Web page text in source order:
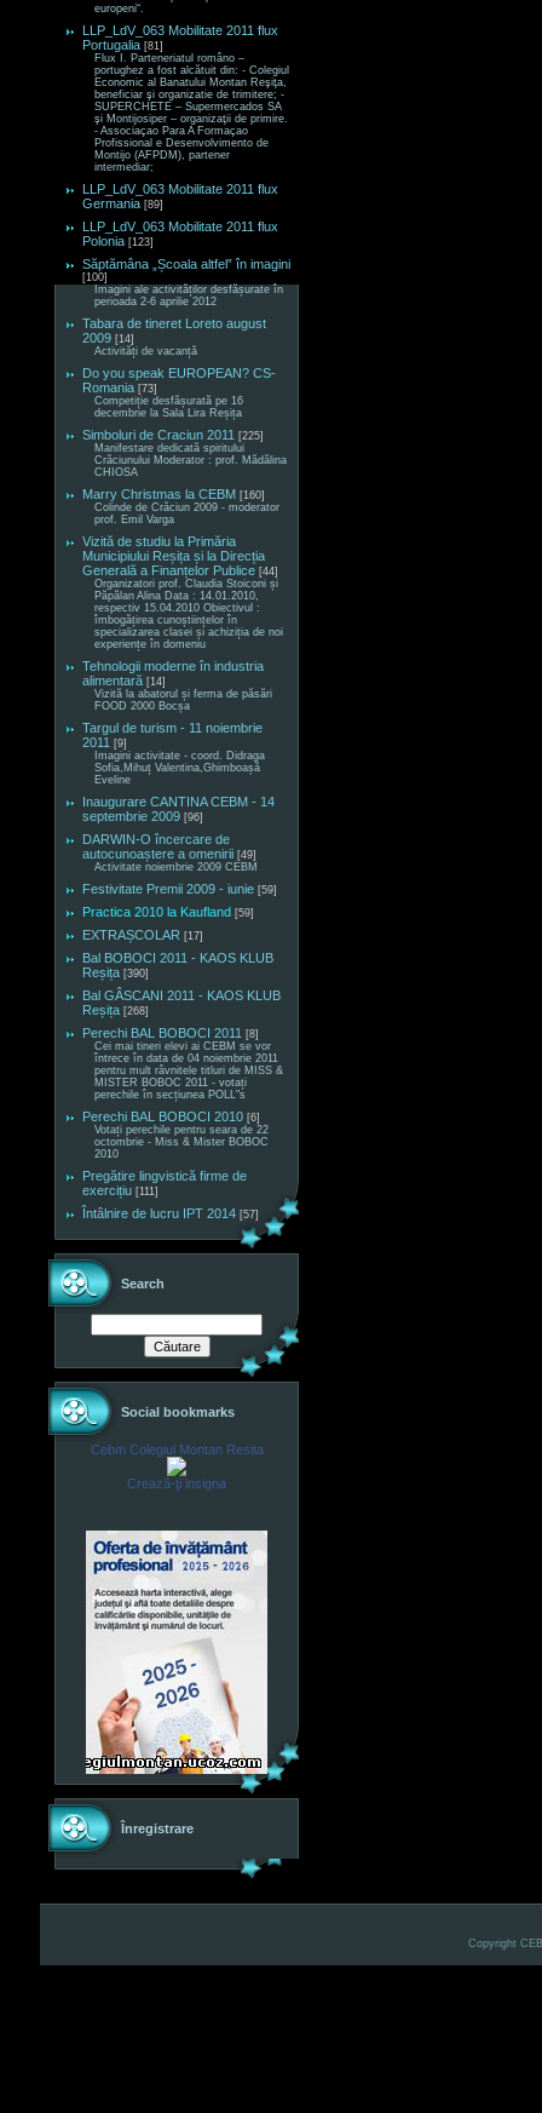
europeni“.
LLP_LdV_063 Mobilitate 2011 flux
Portugalia [81]
Flux I. Parteneriatul româno –
portughez a fost alcătuit din: - Colegiul
Economic al Banatului Montan Reşiţa,
beneficiar şi organizatie de trimitere; -
SUPERCHETE – Supermercados SA
şi Montijosiper – organizaţii de primire.
- Associaçao Para A Formaçao
Profissional e Desenvolvimento de
Montijo (AFPDM), partener
intermediar;
LLP_LdV_063 Mobilitate 2011 flux
Germania [89]
LLP_LdV_063 Mobilitate 2011 flux
Polonia [123]
Săptămâna „Școala altfel” în imagini
[100]
Imagini ale activităților desfășurate în
perioada 2-6 aprilie 2012
Tabara de tineret Loreto august
2009 [14]
Activități de vacanță
Do you speak EUROPEAN? CS-
Romania [73]
Competiție desfășurată pe 16
decembrie la Sala Lira Reșița
Simboluri de Craciun 2011 [225]
Manifestare dedicată spiritului
Crăciunului Moderator : prof. Mădălina
CHIOSA
Marry Christmas la CEBM [160]
Colinde de Crăciun 2009 - moderator
prof. Emil Varga
Vizită de studiu la Primăria
Municipiului Reșița și la Direcția
Generală a Finanțelor Publice [44]
Organizatori prof. Claudia Stoiconi și
Păpălan Alina Data : 14.01.2010,
respectiv 15.04.2010 Obiectivul :
îmbogățirea cunoștiințelor în
specializarea clasei și achiziția de noi
experiențe în domeniu
Tehnologii moderne în industria
alimentară [14]
Vizită la abatorul și ferma de păsări
FOOD 2000 Bocșa
Targul de turism - 11 noiembrie
2011 [9]
Imagini activitate - coord. Didraga
Sofia,Mihuț Valentina,Ghimboașă
Eveline
Inaugurare CANTINA CEBM - 14
septembrie 2009 [96]
DARWIN-O încercare de
autocunoaștere a omenirii [49]
Activitate noiembrie 2009 CEBM
Festivitate Premii 2009 - iunie [59]
Practica 2010 la Kaufland [59]
EXTRAȘCOLAR [17]
Bal BOBOCI 2011 - KAOS KLUB
Reșița [390]
Bal GÂSCANI 2011 - KAOS KLUB
Reșița [268]
Perechi BAL BOBOCI 2011 [8]
Cei mai tineri elevi ai CEBM se vor
întrece în data de 04 noiembrie 2011
pentru mult râvnitele titluri de MISS &
MISTER BOBOC 2011 - votați
perechile în secțiunea POLL"s
Perechi BAL BOBOCI 2010 [6]
Votați perechile pentru seara de 22
octombrie - Miss & Mister BOBOC
2010
Pregătire lingvistică firme de
exercițiu [111]
Întâlnire de lucru IPT 2014 [57]
Search
Social bookmarks
Cebm Colegiul Montan Resita
Crează-ţi insigna
Înregistrare
Copyright